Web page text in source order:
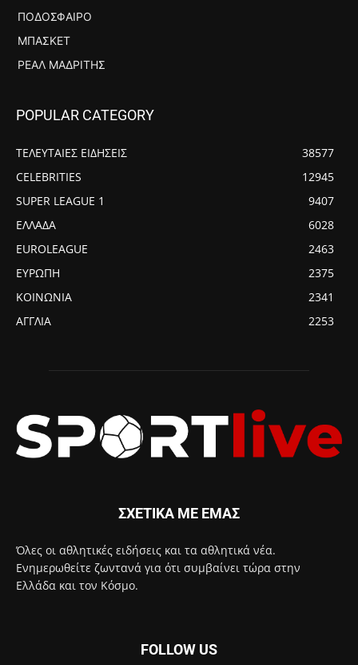
ΠΟΔΌΣΦΑΙΡΟ
ΜΠΆΣΚΕΤ
ΡΕΆΛ ΜΑΔΡΊΤΗΣ
POPULAR CATEGORY
ΤΕΛΕΥΤΑΙΕΣ ΕΙΔΗΣΕΙΣ
38577
CELEBRITIES
12945
SUPER LEAGUE 1
9407
ΕΛΛΑΔΑ
6028
EUROLEAGUE
2463
ΕΥΡΩΠΗ
2375
ΚΟΙΝΩΝΙΑ
2341
ΑΓΓΛΙΑ
2253
ΣΧΕΤΙΚΑ ΜΕ ΕΜΑΣ
Όλες οι αθλητικές ειδήσεις και τα αθλητικά νέα.
Ενημερωθείτε ζωντανά για ότι συμβαίνει τώρα στην
Ελλάδα και τον Κόσμο.
FOLLOW US